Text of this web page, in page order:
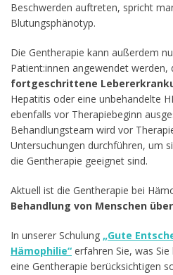
Beschwerden auftreten, spricht
Blutungsphänotyp.
Die Gentherapie kann außerdem
Patient:innen angewendet werden,
fortgeschrittene
Hepatitis oder eine unbehandelte
ebenfalls vor Therapiebeginn
Behandlungsteam wird vor
Untersuchungen durchführen, um
die Gentherapie geeignet sind.
Aktuell ist die Gentherapie bei
Behandlung von Menschen
In unserer Schulung „Gute
Hämophilie“ erfahren Sie, was
eine Gentherapie berücksichtigen